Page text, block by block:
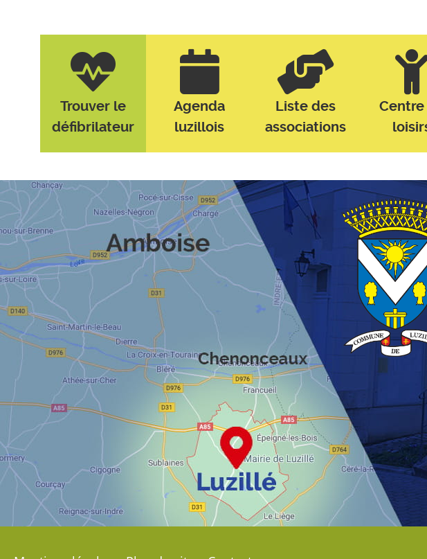
Trouver le
défibrilateur
Agenda
luzillois
Liste des
associations